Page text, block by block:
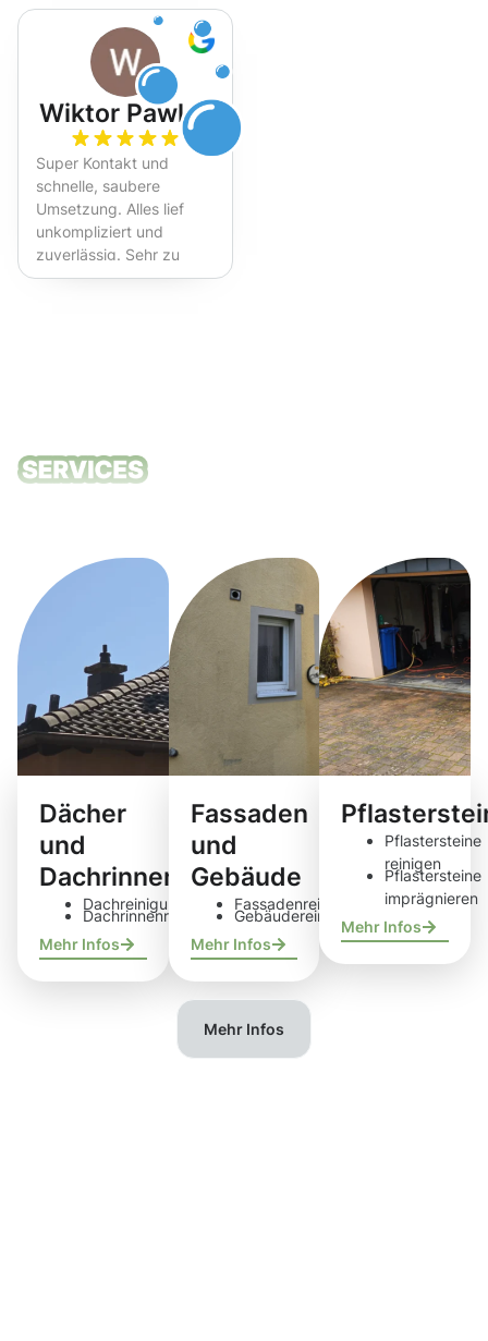
Wiktor Pawlak
Super Kontakt und
schnelle, saubere
Umsetzung. Alles lief
unkompliziert und
zuverlässig. Sehr zu
empfehlen!
Dächer
und
Dachrinnen
Dachreinigung
Dachrinnenreinigung
Mehr Infos
Fassaden
und
Gebäude
Fassadenreinigung
Gebäudereinigung
Mehr Infos
Pflastersteine
reinigen
Pflastersteine
imprägnieren
Mehr Infos
Mehr Infos